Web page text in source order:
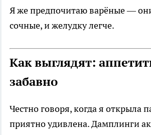
Я же предпочитаю варёные —
сочные, и желудку легче.
Как выглядят:
забавно
Честно говоря, когда я открыла
приятно удивлена. Дамплинги